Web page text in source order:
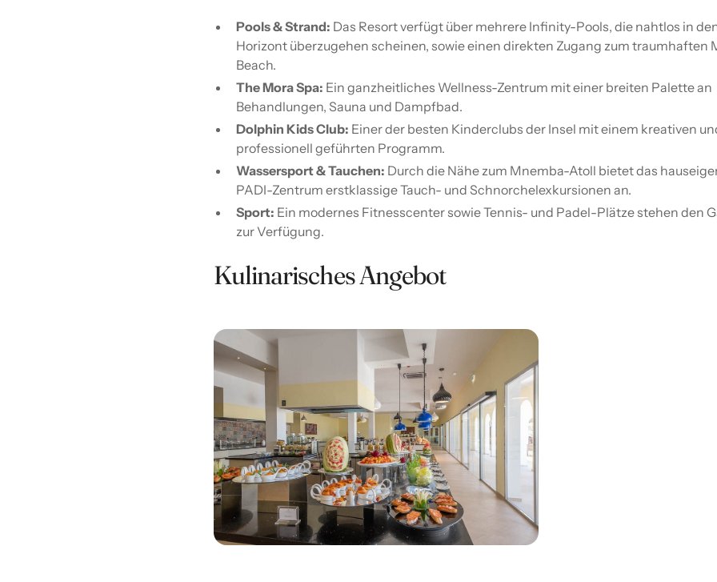
Pools & Strand: Das Resort verfügt über mehrere Infinity-Pools, die nahtlos in
Horizont überzugehen scheinen, sowie einen direkten Zugang zum traumhaften
Beach.
The Mora Spa: Ein ganzheitliches Wellness-Zentrum mit einer breiten Palette an
Behandlungen, Sauna und Dampfbad.
Dolphin Kids Club: Einer der besten Kinderclubs der Insel mit einem kreativen
professionell geführten Programm.
Wassersport & Tauchen: Durch die Nähe zum Mnemba-Atoll bietet das
PADI-Zentrum erstklassige Tauch- und Schnorchelexkursionen an.
Sport: Ein modernes Fitnesscenter sowie Tennis- und Padel-Plätze stehen den
zur Verfügung.
Kulinarisches Angebot